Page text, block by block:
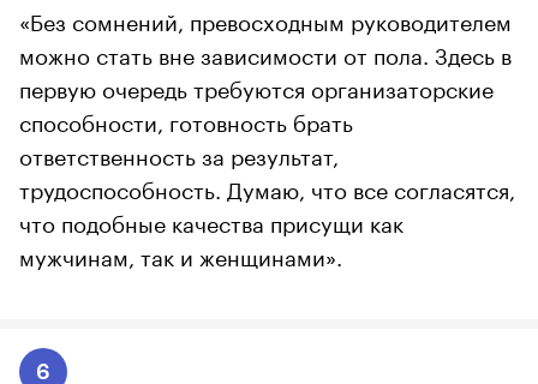
«Без сомнений, превосходным руководителем
можно стать вне зависимости от пола. Здесь в
первую очередь требуются организаторские
способности, готовность брать
ответственность за результат,
трудоспособность. Думаю, что все согласятся,
что подобные качества присущи как
мужчинам, так и женщинами».
6